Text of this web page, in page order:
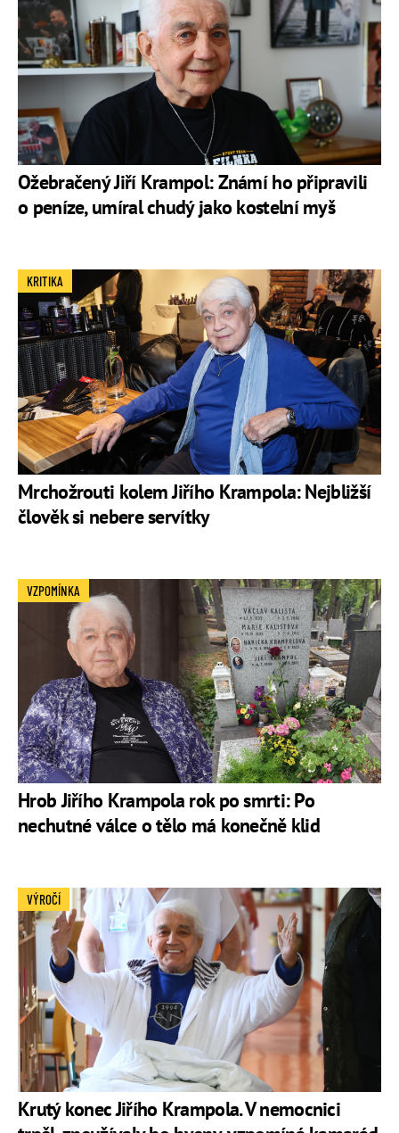
Ožebračený Jiří Krampol: Známí ho připravili
o peníze, umíral chudý jako kostelní myš
Mrchožrouti kolem Jiřího Krampola: Nejbližší
člověk si nebere servítky
KRITIKA
Hrob Jiřího Krampola rok po smrti: Po
nechutné válce o tělo má konečně klid
VZPOMÍNKA
Krutý konec Jiřího Krampola. V nemocnici
VÝROČÍ